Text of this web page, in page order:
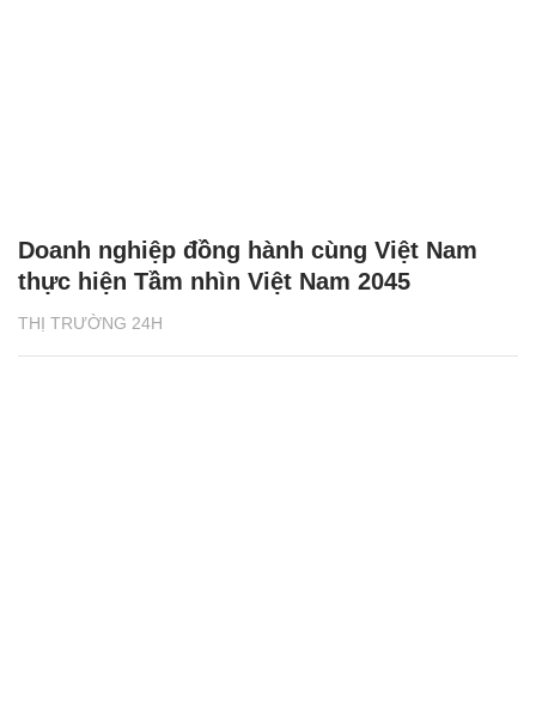
THỊ TRƯỜNG 24H
Doanh nghiệp đồng hành cùng Việt Nam
thực hiện Tầm nhìn Việt Nam 2045